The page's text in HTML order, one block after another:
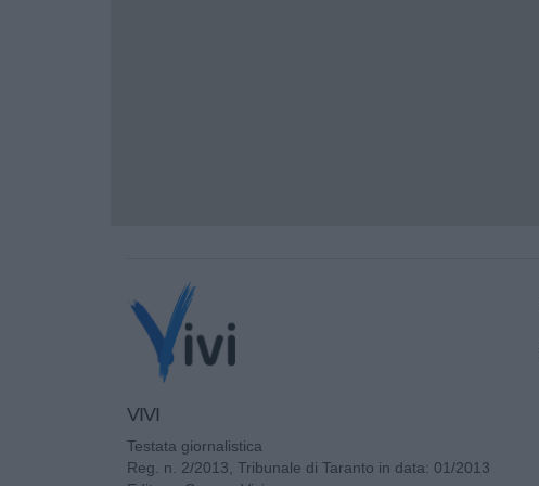
VIVI
Testata giornalistica
Reg. n. 2/2013, Tribunale di Taranto in data: 01/2013